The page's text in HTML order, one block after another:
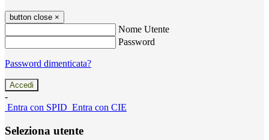
button close ×
Nome Utente
Password
Password dimenticata?
-
Entra con SPID Entra con CIE
Seleziona utente